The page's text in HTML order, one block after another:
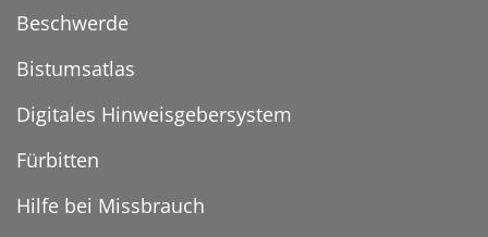
Beschwerde
Bistumsatlas
Digitales Hinweisgebersystem
Fürbitten
Hilfe bei Missbrauch